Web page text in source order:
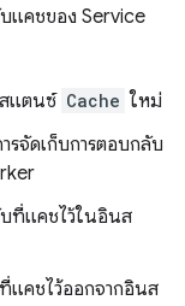
แคชของ Service
แตนซ์ Cache ใหม่
รจัดเก็บการตอบกลับ
ที่แคชไว้ในอินส
แคชไว้ออกจากอินส